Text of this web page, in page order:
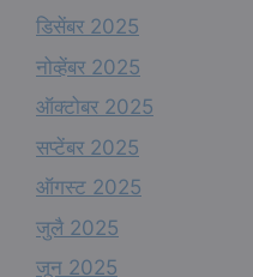
डिसेंबर 2025
नोव्हेंबर 2025
ऑक्टोबर 2025
सप्टेंबर 2025
ऑगस्ट 2025
जुलै 2025
जून 2025